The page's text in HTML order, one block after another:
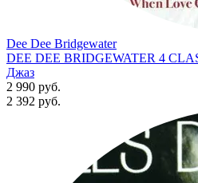
Dee Dee Bridgewater
DEE DEE BRIDGEWATER 4
Джаз
2 990 руб.
2 392 руб.